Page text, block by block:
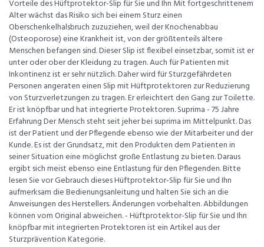
Vorteile des Hüftprotektor-Slip für Sie und Ihn Mit fortgeschrittenem
Alter wächst das Risiko sich bei einem Sturz einen
Oberschenkelhalsbruch zuzuziehen, weil der Knochenabbau
(Osteoporose) eine Krankheit ist, von der größtenteils ältere
Menschen befangen sind. Dieser Slip ist flexibel einsetzbar, somit ist er
unter oder ober der Kleidung zu tragen. Auch für Patienten mit
Inkontinenz ist er sehr nützlich. Daher wird für Sturzgefährdeten
Personen angeraten einen Slip mit Hüftprotektoren zur Reduzierung
von Sturzverletzungen zu tragen. Er erleichtert den Gang zur Toilette.
Er ist knöpfbar und hat integrierte Protektoren. Suprima - 75 Jahre
Erfahrung Der Mensch steht seit jeher bei suprima im Mittelpunkt. Das
ist der Patient und der Pflegende ebenso wie der Mitarbeiter und der
Kunde. Es ist der Grundsatz, mit den Produkten dem Patienten in
seiner Situation eine möglichst große Entlastung zu bieten. Daraus
ergibt sich meist ebenso eine Entlastung für den Pflegenden. Bitte
lesen Sie vor Gebrauch dieses Hüftprotektor-Slip für Sie und Ihn
aufmerksam die Bedienungsanleitung und halten Sie sich an die
Anweisungen des Herstellers. Änderungen vorbehalten. Abbildungen
können vom Original abweichen. - Hüftprotektor-Slip für Sie und Ihn
knöpfbar mit integrierten Protektoren ist ein Artikel aus der
Sturzprävention Kategorie.